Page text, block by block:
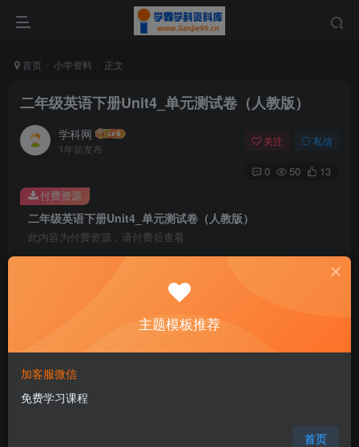
首页 小学资料 正文
二年级英语下册Unit4_单元测试卷（人教版）
学科网
1年前发布
关注 私信
0 50 13
二年级英语下册Unit4_单元测试卷（人教版）
此内容为付费资源，请付费后查看
9.6
暂时无法购买，请与站长联系
格式
页数
付费资源
主题模板推荐
加客服微信
免费学习课程
首页